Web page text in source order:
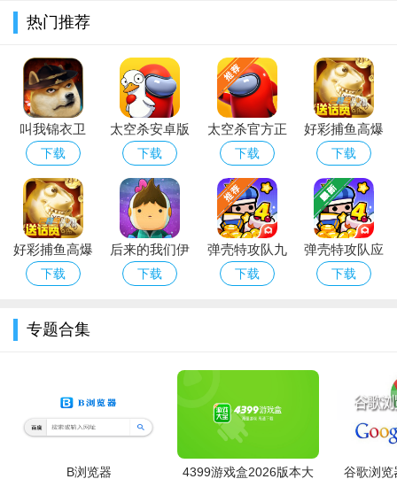
末日剧情设定，场景随机生成：以城市遭怪物入侵为背景，
武器技能多样，合成体系完整：涵盖苦无、霰弹枪、无人机
等多类武器，可合成高阶神器；技能含攻击、防御、控制等类
型，升级三选一，支持自由组合。
热门推荐
叫我锦衣卫
v1.0.5无限金
币破解版
下载
太空杀安卓版
免费下载正版
手游
下载
太空杀官方正
版下载
下载
好彩捕鱼高爆
版送话费下载
官方正版
下载
好彩捕鱼高爆
版送话费下载
下载
后来的我们伊
恩和凯莉游戏
下载
弹壳特攻队九
游版下载
下载
弹壳特攻队应
用宝版下载
下载
专题合集
B浏览器
4399游戏盒2026版本大
谷歌浏览